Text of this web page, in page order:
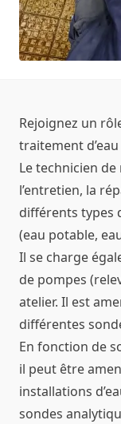
Rejoignez un
traitement d’eau
Le technicien
l’entretien, la
différents types
(eau potable,
Il se charge
de pompes
atelier. Il est
différentes
En fonction de
il peut être
installations
sondes